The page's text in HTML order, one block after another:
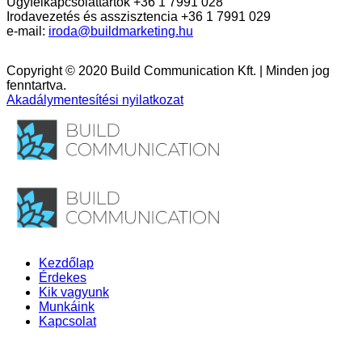
Irodavezetés és asszisztencia +36 1 7991 029
e-mail: iroda@buildmarketing.hu
Copyright © 2020 Build Communication Kft. | Minden jog
fenntartva.
Akadálymentesítési nyilatkozat
Kezdőlap
Érdekes
Kik vagyunk
Munkáink
Kapcsolat